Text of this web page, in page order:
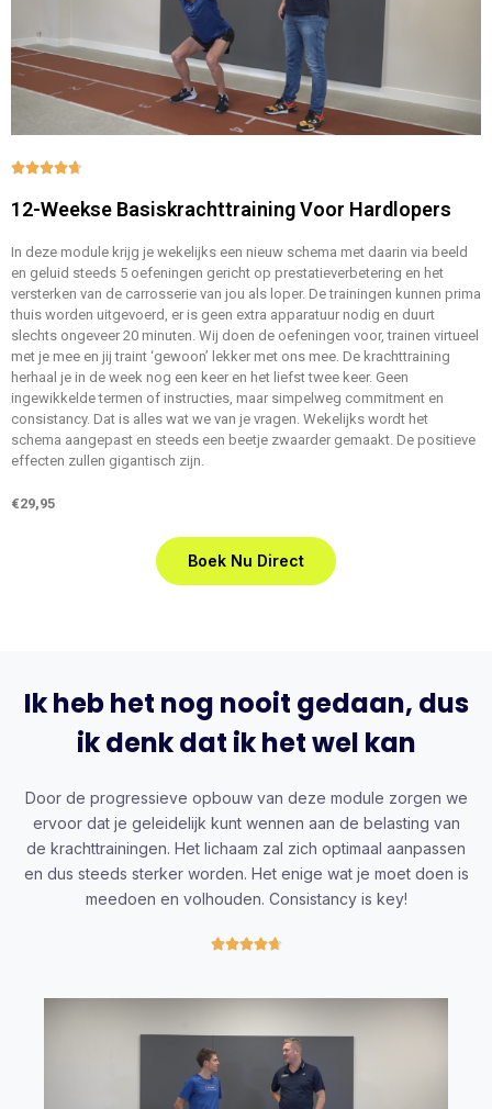

12-Weekse Basiskrachttraining Voor Hardlopers
In deze module krijg je wekelijks een nieuw schema met daarin via beeld
en geluid steeds 5 oefeningen gericht op prestatieverbetering en het
versterken van de carrosserie van jou als loper. De trainingen kunnen prima
thuis worden uitgevoerd, er is geen extra apparatuur nodig en duurt
slechts ongeveer 20 minuten. Wij doen de oefeningen voor, trainen virtueel
met je mee en jij traint ‘gewoon’ lekker met ons mee. De krachttraining
herhaal je in de week nog een keer en het liefst twee keer. Geen
ingewikkelde termen of instructies, maar simpelweg commitment en
consistancy. Dat is alles wat we van je vragen. Wekelijks wordt het
schema aangepast en steeds een beetje zwaarder gemaakt. De positieve
effecten zullen gigantisch zijn.
€29,95
Boek Nu Direct
Ik heb het nog nooit gedaan, dus
ik denk dat ik het wel kan
Door de progressieve opbouw van deze module zorgen we
ervoor dat je geleidelijk kunt wennen aan de belasting van
de krachttrainingen. Het lichaam zal zich optimaal aanpassen
en dus steeds sterker worden. Het enige wat je moet doen is
meedoen en volhouden. Consistancy is key!
